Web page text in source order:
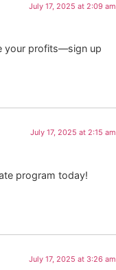
July 17, 2025 at 2:09 am
your profits—sign up
July 17, 2025 at 2:15 am
program today!
July 17, 2025 at 3:26 am